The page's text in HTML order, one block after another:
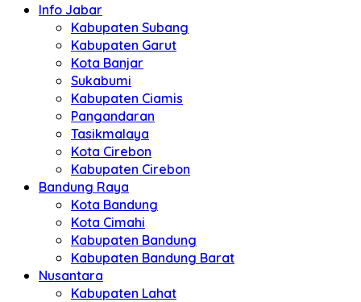
Info Jabar
Kabupaten Subang
Kabupaten Garut
Kota Banjar
Sukabumi
Kabupaten Ciamis
Pangandaran
Tasikmalaya
Kota Cirebon
Kabupaten Cirebon
Bandung Raya
Kota Bandung
Kota Cimahi
Kabupaten Bandung
Kabupaten Bandung Barat
Nusantara
Kabupaten Lahat